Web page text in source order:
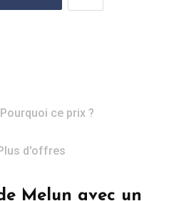
Pourquoi ce prix ?
d'offres
Melun avec un